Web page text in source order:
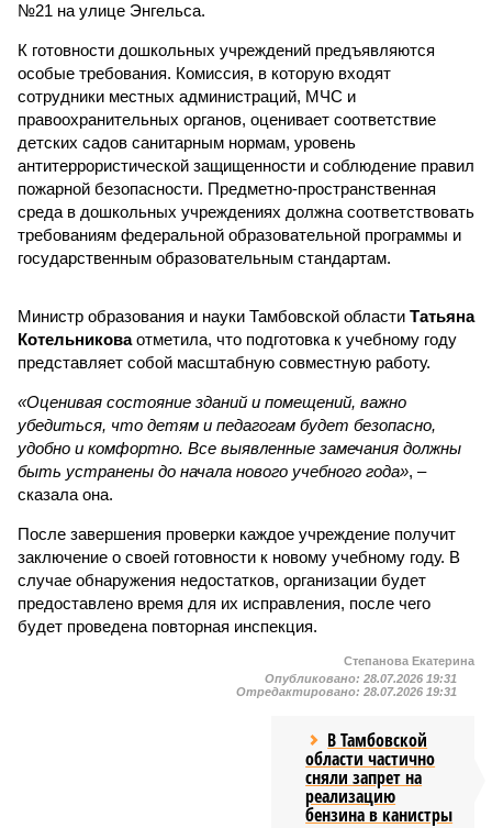
№21 на улице Энгельса.
К готовности дошкольных учреждений предъявляются
особые требования. Комиссия, в которую входят
сотрудники местных администраций, МЧС и
правоохранительных органов, оценивает соответствие
детских садов санитарным нормам, уровень
антитеррористической защищенности и соблюдение правил
пожарной безопасности. Предметно-пространственная
среда в дошкольных учреждениях должна соответствовать
требованиям федеральной образовательной программы и
государственным образовательным стандартам.
Министр образования и науки Тамбовской области Татьяна
Котельниковаотметила, что подготовка к учебному году
представляет собой масштабную совместную работу.
«Оценивая состояние зданий и помещений, важно
убедиться, что детям и педагогам будет безопасно,
удобно и комфортно. Все выявленные замечания должны
быть устранены до начала нового учебного года», –
сказала она.
После завершения проверки каждое учреждение получит
заключение о своей готовности к новому учебному году. В
случае обнаружения недостатков, организации будет
предоставлено время для их исправления, после чего
будет проведена повторная инспекция.
Степанова Екатерина
Опубликовано: 28.07.2026 19:31
Отредактировано: 28.07.2026 19:31
В Тамбовской
области частично
сняли запрет на
реализацию
бензина в канистры